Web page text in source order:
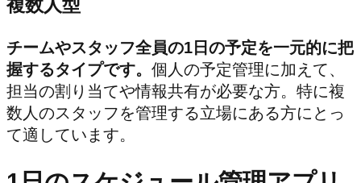
複数人型
チームやスタッフ全員の1日の予定を一元的に把
握するタイプです。 個人の予定管理に加えて、
担当の割り当てや情報共有が必要な方。特に複
数人のスタッフを管理する立場にある方にとっ
て適しています。